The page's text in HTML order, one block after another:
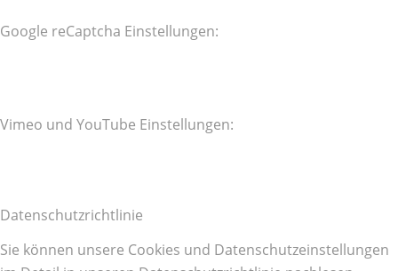
Google reCaptcha Einstellungen:
Vimeo und YouTube Einstellungen:
Datenschutzrichtlinie
Sie können unsere Cookies und Datenschutzeinstellungen